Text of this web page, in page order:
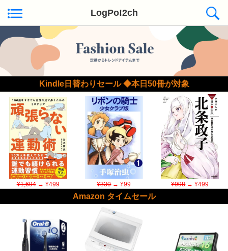
LogPo!2ch
Kindle日替わりセール ◆本日50冊が対象
¥1,694→ ¥499 ¥330→ ¥99 ¥998→ ¥499
Amazon タイムセール